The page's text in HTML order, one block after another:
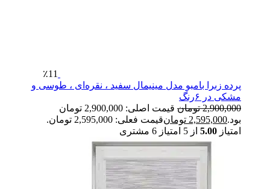
٪11
پرده زبرا بامبو مدل مینیمال سفید ، نقره‌ای ، طوسی و
مشکی در ۶رنگ
2,900,000 تومان
قیمت اصلی: 2,900,000 تومان
بود.2,595,000 تومانقیمت فعلی: 2,595,000 تومان.
امتیاز 5.00 از 5 امتیاز 6 مشتری